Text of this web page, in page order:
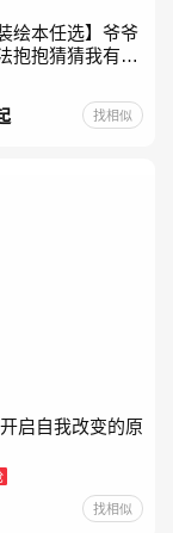
绘本任选】爷爷
抱抱猜猜我有多
绿豆我的情绪小
蟾蜍好饿的毛毛
书阅读精装绘本
找相似
启自我改变的原
找相似